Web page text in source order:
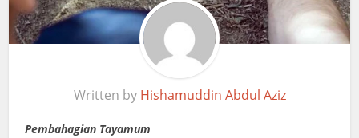
Written by Hishamuddin Abdul Aziz
Pembahagian Tayamum